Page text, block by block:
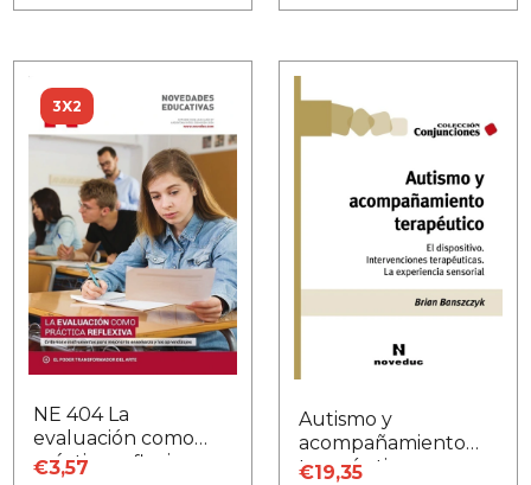
3X2
NE 404 La
evaluación como
práctica reflexiva
€3,57
Autismo y
acompañamiento
terapéutico
€19,35